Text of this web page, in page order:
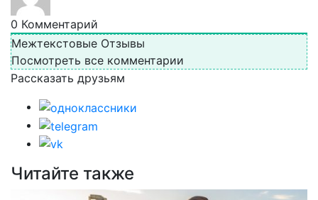
0 Комментарий
Межтекстовые Отзывы
Посмотреть все комментарии
Рассказать друзьям
Читайте также